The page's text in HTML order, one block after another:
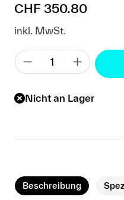
Regulärer Preis:
CHF 350.80
inkl. MwSt.
Nicht an Lager
Beschreibung